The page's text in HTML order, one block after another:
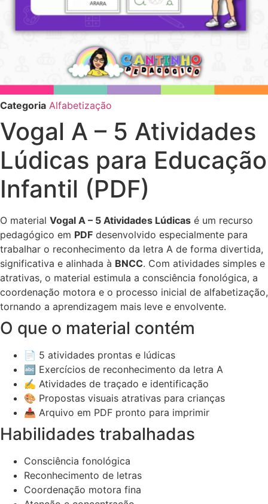
Categoria Alfabetização
Vogal A – 5 Atividades
Lúdicas para Educação
Infantil (PDF)
O material Vogal A – 5 Atividades Lúdicas é um recurso
pedagógico em PDF desenvolvido especialmente para
trabalhar o reconhecimento da letra A de forma divertida,
significativa e alinhada à BNCC. Com atividades simples e
atrativas, o material estimula a consciência fonológica, a
coordenação motora e o processo inicial de alfabetização,
tornando a aprendizagem mais leve e envolvente.
O que o material contém
📄 5 atividades prontas e lúdicas
🔤 Exercícios de reconhecimento da letra A
✍️ Atividades de traçado e identificação
🎨 Propostas visuais atrativas para crianças
📥 Arquivo em PDF pronto para imprimir
Habilidades trabalhadas
Consciência fonológica
Reconhecimento de letras
Coordenação motora fina